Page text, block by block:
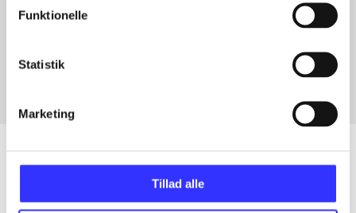
Funktionelle
Statistik
Marketing
Tillad alle
Artikler med samme emner
Artikler